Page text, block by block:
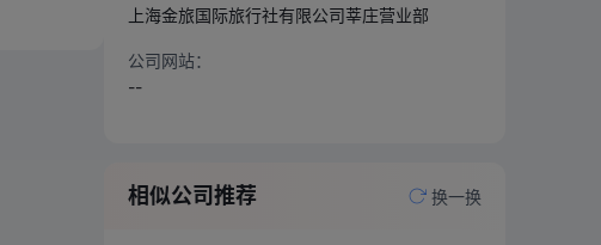
上海金旅国际旅行社有限公司莘庄营业部
公司网站：
--
相似公司推荐 换一换